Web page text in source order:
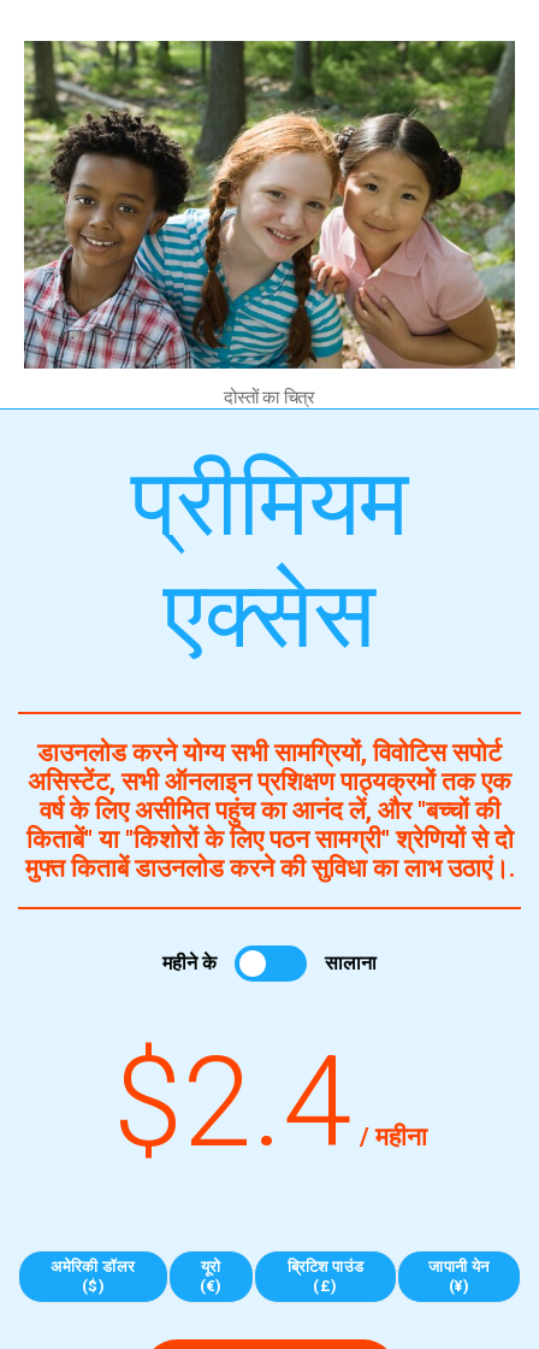
दोस्तों का चित्र
प्रीमियम
एक्सेस
डाउनलोड करने योग्य सभी सामग्रियों, विवोटिस सपोर्ट
असिस्टेंट, सभी ऑनलाइन प्रशिक्षण पाठ्यक्रमों तक एक
वर्ष के लिए असीमित पहुंच का आनंद लें, और "बच्चों की
किताबें" या "किशोरों के लिए पठन सामग्री" श्रेणियों से दो
मुफ्त किताबें डाउनलोड करने की सुविधा का लाभ उठाएं।.
महीने के सालाना
$2.4 / महीना
अमेरिकी डॉलर
($)
यूरो
(€)
ब्रिटिश पाउंड
(£)
जापानी येन
(¥)